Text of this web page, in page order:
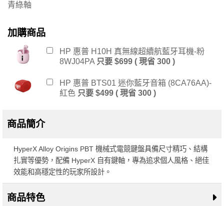
青綠軸
加購商品
HP 惠普 H10H 真無線超續航藍牙耳機-粉
8WJ04PA 只要 $699 ( 現省 300 )
HP 惠普 BTS01 迷你藍牙音箱 (8CA76AA)-
紅色 只要 $499 ( 現省 300 )
商品簡介
HyperX Alloy Origins PBT 機械式電競鍵盤具備尺寸精巧、結構
扎實等優勢，配備 HyperX 自有鍵軸，專為追求個人風格、絕佳
效能和高穩定性的玩家所設計。
商品特色